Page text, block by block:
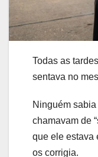
Todas as
sentava no
Ninguém
chamavam de
que ele estava
os corrigia.